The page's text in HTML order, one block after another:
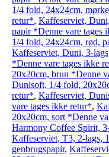
1/4 fold, 24x24cm,
retur*, Kaffeserviet,
papir *Denne vare tages
1/4 fold, 24x24cm, rød,
Kaffeserviet, Duni, 3-
*Denne vare tages ikke
20x20cm, brun *Denne
Dunisoft, 1/4 fold,
retur*, Kaffeserviet,
vare tages ikke retur*,
20x20cm, sort *Denne
Harmony Coffee Spirit,
Kaffeserviet, T3, 2-lags,
genbrugspapir,